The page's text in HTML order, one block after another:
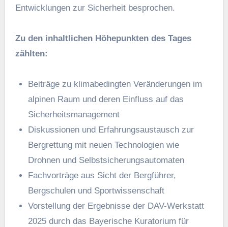
Entwicklungen zur Sicherheit besprochen.
Zu den inhaltlichen Höhepunkten des Tages
zählten:
Beiträge zu klimabedingten Veränderungen im
alpinen Raum und deren Einfluss auf das
Sicherheitsmanagement
Diskussionen und Erfahrungsaustausch zur
Bergrettung mit neuen Technologien wie
Drohnen und Selbstsicherungsautomaten
Fachvorträge aus Sicht der Bergführer,
Bergschulen und Sportwissenschaft
Vorstellung der Ergebnisse der DAV-Werkstatt
2025 durch das Bayerische Kuratorium für